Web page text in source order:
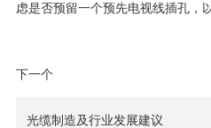
虑是否预留一个预先电视线插孔，
下一个
光缆制造及行业发展建议